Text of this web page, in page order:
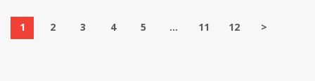
1 2 3 4 5 ... 11 12 >